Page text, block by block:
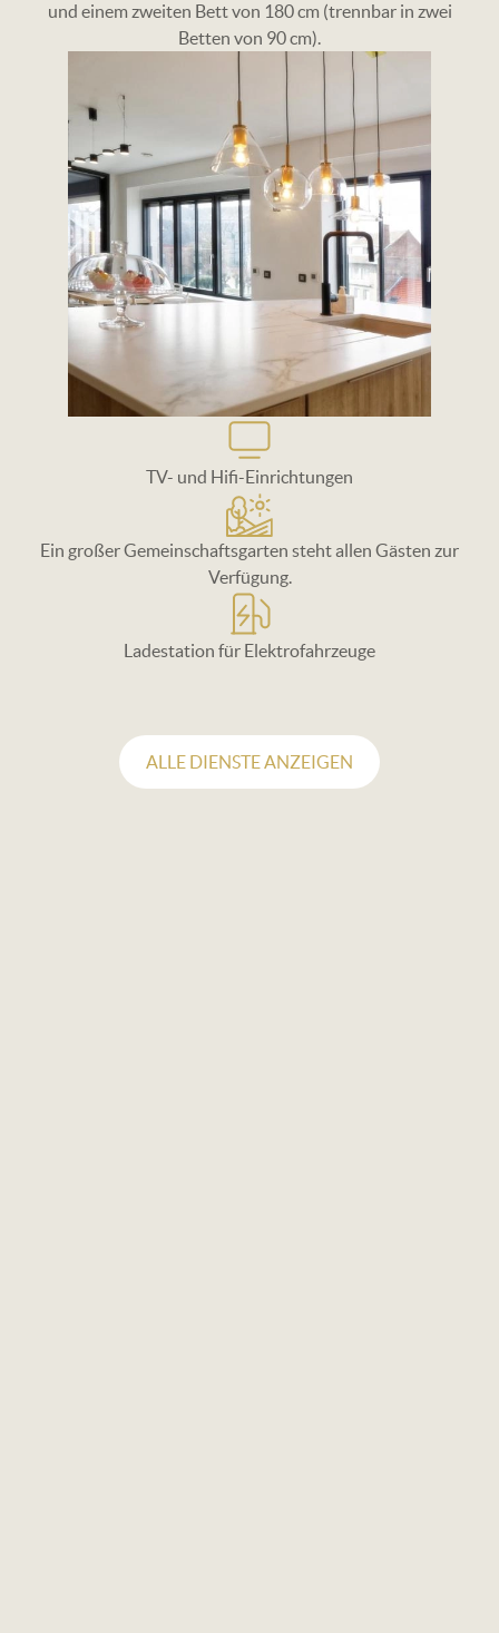
und einem zweiten Bett von 180 cm (trennbar in zwei
Betten von 90 cm).
SVG
TV- und Hifi-Einrichtungen
SVG
Ein großer Gemeinschaftsgarten steht allen Gästen zur
Verfügung.
SVG
Ladestation für Elektrofahrzeuge
ALLE DIENSTE ANZEIGEN